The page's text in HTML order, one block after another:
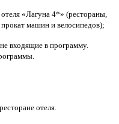
отеля «Лагуна 4*» (рестораны,
машин и велосипедов);
входящие в программу.
отеля.